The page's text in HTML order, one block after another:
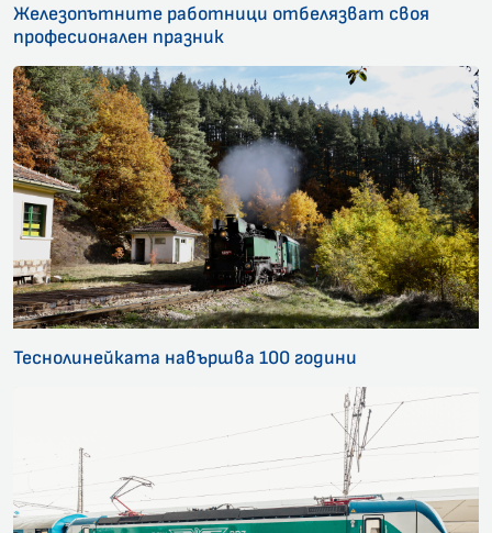
Железопътните работници отбелязват своя
професионален празник
Теснолинейката навършва 100 години